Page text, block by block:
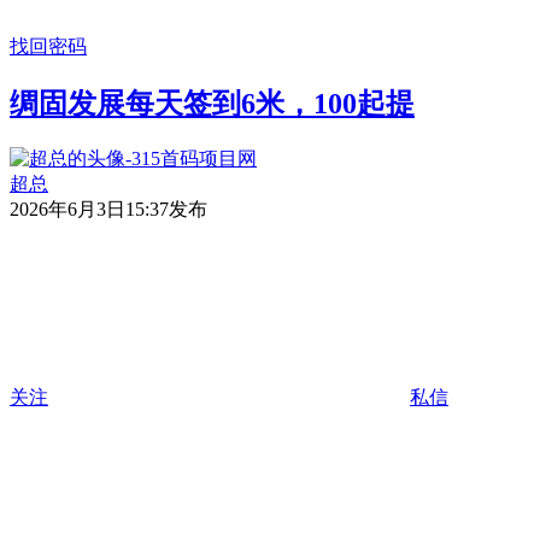
找回密码
绸固发展每天签到6米，100起提
超总
2026年6月3日15:37发布
关注 私信